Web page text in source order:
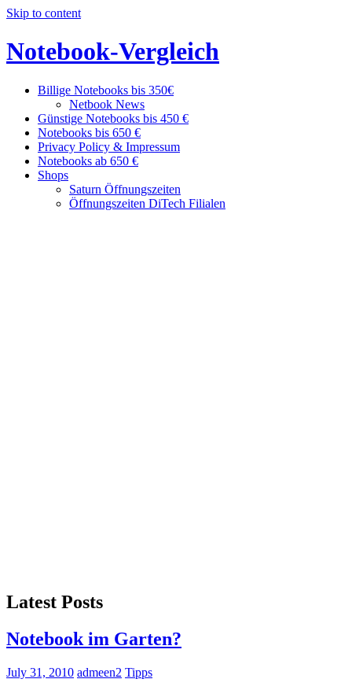
Skip to content
Notebook-Vergleich
Geräte
Vergleich
Billige Notebooks bis 350€
Netbook News
Günstige Notebooks bis 450 €
Notebooks bis 650 €
Privacy Policy & Impressum
Notebooks ab 650 €
Shops
Saturn Öffnungszeiten
Öffnungszeiten DiTech Filialen
Latest Posts
Notebook im Garten?
July 31, 2010 admeen2 Tipps